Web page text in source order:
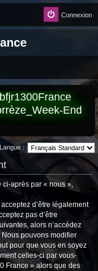
Connexion
End
Langue :
ci-après par « nous »,
d’être légalement
pas d’être
alors n’accédez
Nous pouvons modifier
pour que vous en soyez
celles-ci par vous-
France » alors que des